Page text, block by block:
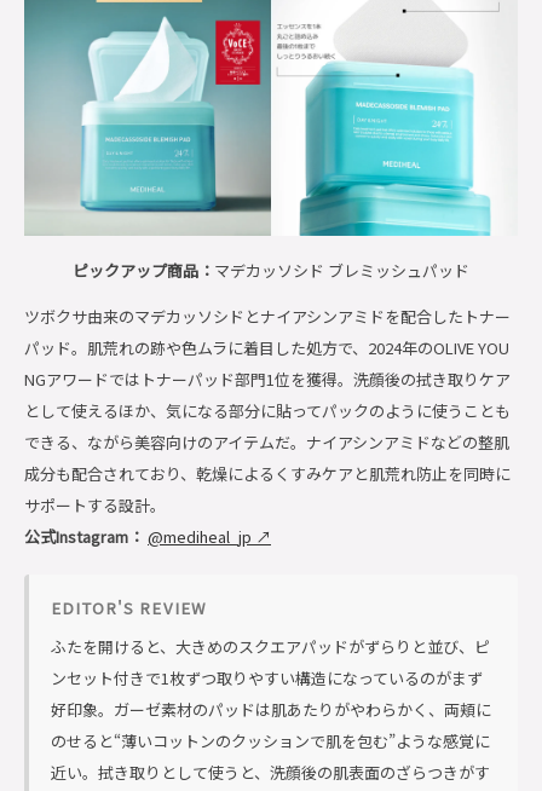
ピックアップ商品： マデカッソシド ブレミッシュパッド
ツボクサ由来のマデカッソシドとナイアシンアミドを配合したトナー
パッド。肌荒れの跡や色ムラに着目した処方で、2024年のOLIVE YOU
NGアワードではトナーパッド部門1位を獲得。洗顔後の拭き取りケア
として使えるほか、気になる部分に貼ってパックのように使うことも
できる、ながら美容向けのアイテムだ。ナイアシンアミドなどの整肌
成分も配合されており、乾燥によるくすみケアと肌荒れ防止を同時に
サポートする設計。
公式Instagram： @mediheal_jp ↗
EDITOR'S REVIEW
ふたを開けると、大きめのスクエアパッドがずらりと並び、ピ
ンセット付きで1枚ずつ取りやすい構造になっているのがまず
好印象。ガーゼ素材のパッドは肌あたりがやわらかく、両頬に
のせると“薄いコットンのクッションで肌を包む”ような感覚に
近い。拭き取りとして使うと、洗顔後の肌表面のざらつきがす